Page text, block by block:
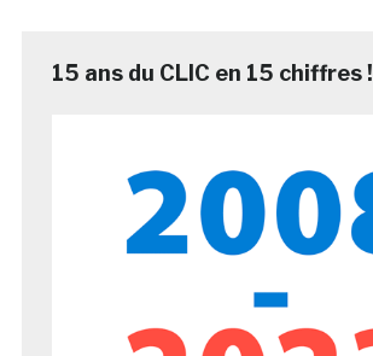
15 ans du CLIC en 15 chiffres !